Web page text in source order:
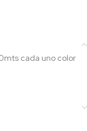
cada uno color